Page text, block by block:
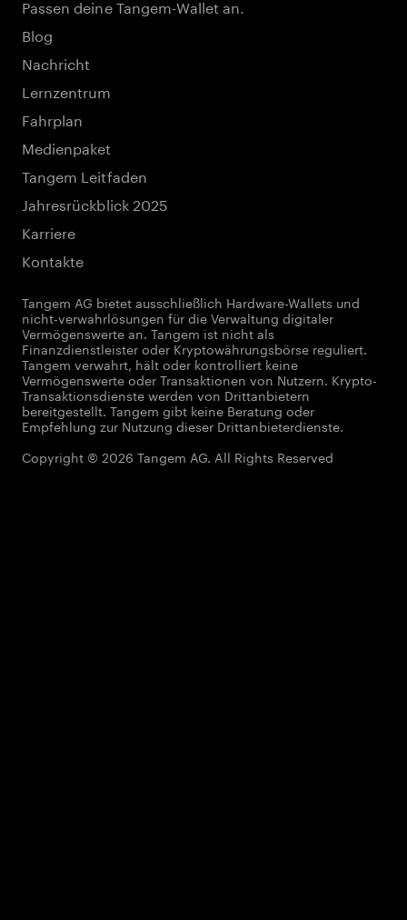
Passen deine Tangem-Wallet an.
Blog
Nachricht
Lernzentrum
Fahrplan
Medienpaket
Tangem Leitfaden
Jahresrückblick 2025
Karriere
Kontakte
Tangem AG bietet ausschließlich Hardware-Wallets und
nicht-verwahrlösungen für die Verwaltung digitaler
Vermögenswerte an. Tangem ist nicht als
Finanzdienstleister oder Kryptowährungsbörse reguliert.
Tangem verwahrt, hält oder kontrolliert keine
Vermögenswerte oder Transaktionen von Nutzern. Krypto-
Transaktionsdienste werden von Drittanbietern
bereitgestellt. Tangem gibt keine Beratung oder
Empfehlung zur Nutzung dieser Drittanbieterdienste.